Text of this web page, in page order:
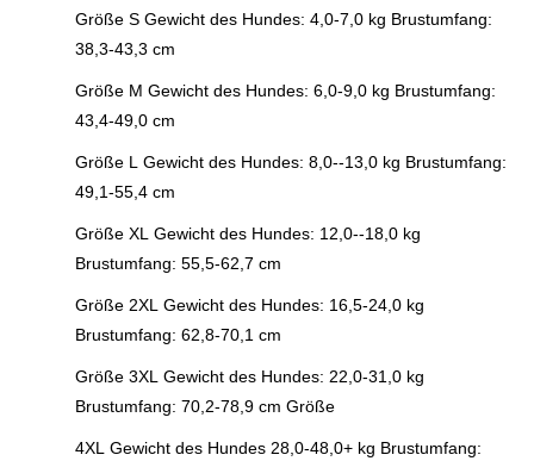
Größe S Gewicht des Hundes: 4,0-7,0 kg Brustumfang:
38,3-43,3 cm
Größe M Gewicht des Hundes: 6,0-9,0 kg Brustumfang:
43,4-49,0 cm
Größe L Gewicht des Hundes: 8,0--13,0 kg Brustumfang:
49,1-55,4 cm
Größe XL Gewicht des Hundes: 12,0--18,0 kg
Brustumfang: 55,5-62,7 cm
Größe 2XL Gewicht des Hundes: 16,5-24,0 kg
Brustumfang: 62,8-70,1 cm
Größe 3XL Gewicht des Hundes: 22,0-31,0 kg
Brustumfang: 70,2-78,9 cm Größe
4XL Gewicht des Hundes 28,0-48,0+ kg Brustumfang: